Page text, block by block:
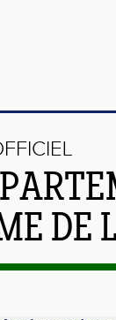
DE